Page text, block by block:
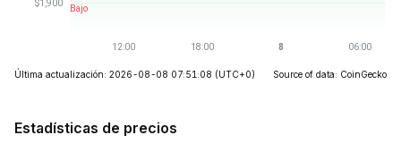
Última actualización: 2026-08-08 07:51:08 (UTC+0) Source of data: CoinGecko
Estadísticas de precios